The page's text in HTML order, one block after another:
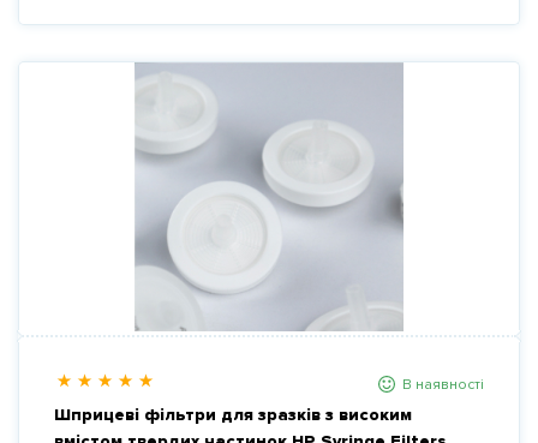
В наявності
Шприцеві фільтри для зразків з високим